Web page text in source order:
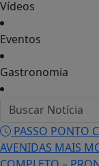
Proença!
combustível de
Posto
Bahamas.
Restaurante
EM ALTA
MENU